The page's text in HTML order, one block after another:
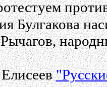
Булгакова